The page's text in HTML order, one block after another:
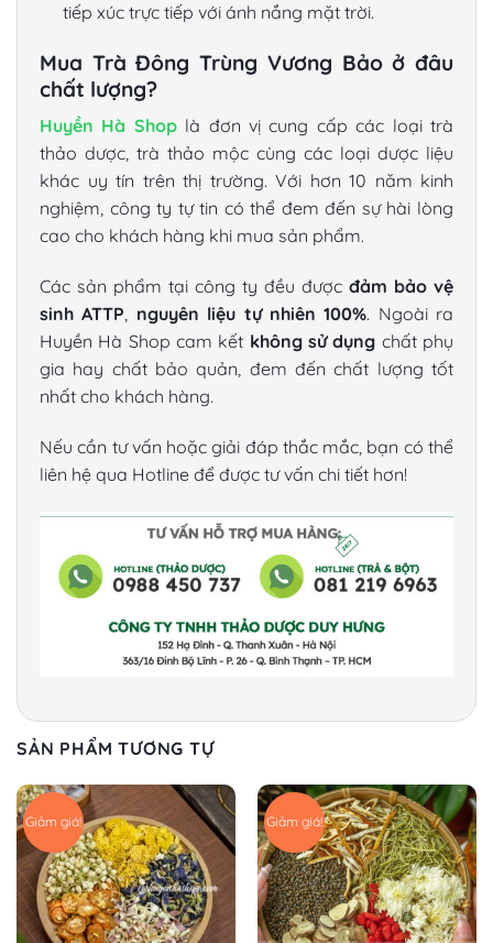
tiếp xúc trực tiếp với ánh nắng mặt trời.
Mua Trà Đông Trùng Vương Bảo ở đâu
chất lượng?
Huyền Hà Shoplà đơn vị cung cấp các loại trà
thảo dược, trà thảo mộc cùng các loại dược liệu
khác uy tín trên thị trường. Với hơn 10 năm kinh
nghiệm, công ty tự tin có thể đem đến sự hài lòng
cao cho khách hàng khi mua sản phẩm.
Các sản phẩm tại công ty đều được đảm bảo vệ
sinh ATTP, nguyên liệu tự nhiên 100%. Ngoài ra
Huyền Hà Shop cam kết không sử dụng chất phụ
gia hay chất bảo quản, đem đến chất lượng tốt
nhất cho khách hàng.
Nếu cần tư vấn hoặc giải đáp thắc mắc, bạn có thể
liên hệ qua Hotline để được tư vấn chi tiết hơn!
SẢN PHẨM TƯƠNG TỰ
Giảm giá! Giảm giá!